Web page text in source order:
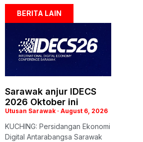
BERITA LAIN
Sarawak anjur IDECS
2026 Oktober ini
Utusan Sarawak August 6, 2026
KUCHING: Persidangan Ekonomi
Digital Antarabangsa Sarawak